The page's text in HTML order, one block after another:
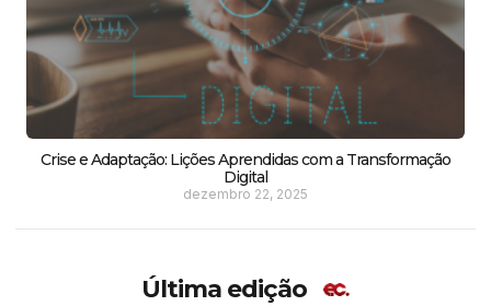
Crise e Adaptação: Lições Aprendidas com a Transformação
Digital
dezembro 22, 2025
Última edição